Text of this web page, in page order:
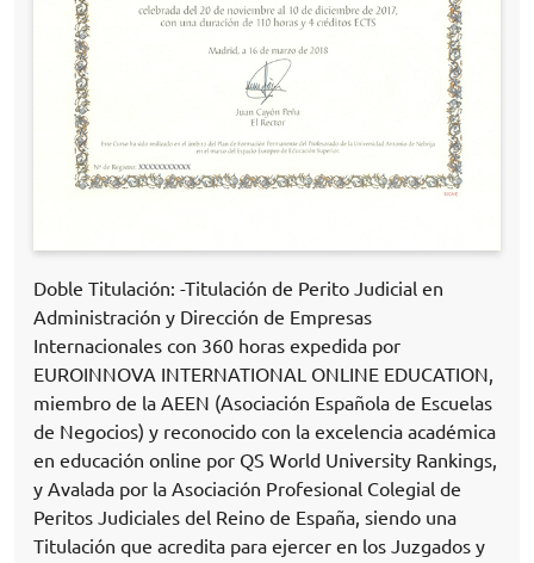
Doble Titulación: -Titulación de Perito Judicial en
Administración y Dirección de Empresas
Internacionales con 360 horas expedida por
EUROINNOVA INTERNATIONAL ONLINE EDUCATION,
miembro de la AEEN (Asociación Española de Escuelas
de Negocios) y reconocido con la excelencia académica
en educación online por QS World University Rankings,
y Avalada por la Asociación Profesional Colegial de
Peritos Judiciales del Reino de España, siendo una
Titulación que acredita para ejercer en los Juzgados y